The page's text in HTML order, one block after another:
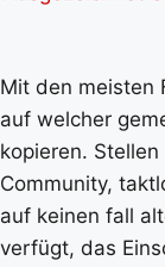
Mit den meisten
auf welcher
kopieren.
Community,
auf keinen fall
verfügt, das